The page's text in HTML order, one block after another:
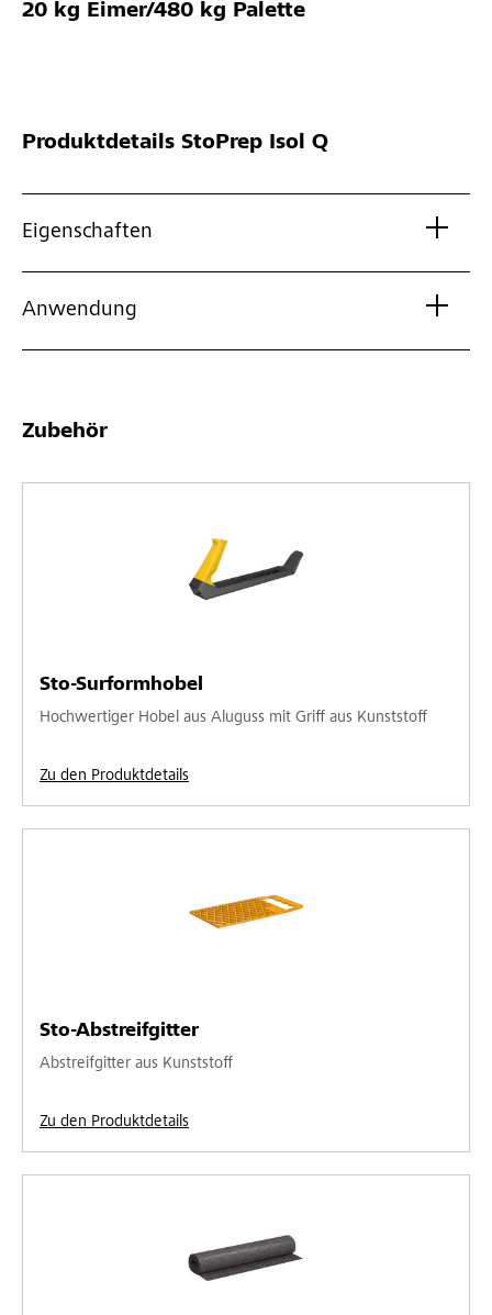
20 kg Eimer/480 kg Palette
Produktdetails StoPrep Isol Q
Eigenschaften
Anwendung
Zubehör
Sto-Surformhobel
Hochwertiger Hobel aus Aluguss mit Griff aus Kunststoff
Zu den Produktdetails
Sto-Abstreifgitter
Abstreifgitter aus Kunststoff
Zu den Produktdetails